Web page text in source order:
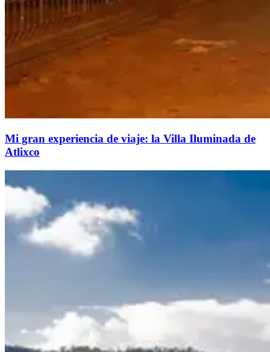
Mi gran experiencia de viaje: la Villa Iluminada de
Atlixco